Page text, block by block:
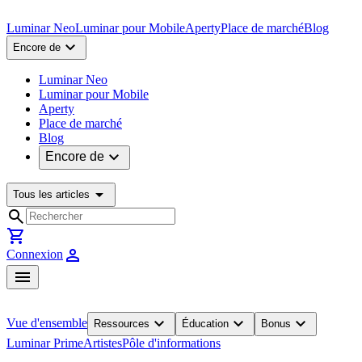
Luminar NeoLuminar pour MobileApertyPlace de marchéBlog
Encore de expand_more
Luminar Neo
Luminar pour Mobile
Aperty
Place de marché
Blog
Encore de expand_more
Tous les articles arrow_drop_down
search
shopping_cart
Connexion person
menu
Vue d'ensemble Ressources expand_more Éducation expand_more Bonus expand_more
Luminar PrimeArtistesPôle d'informations